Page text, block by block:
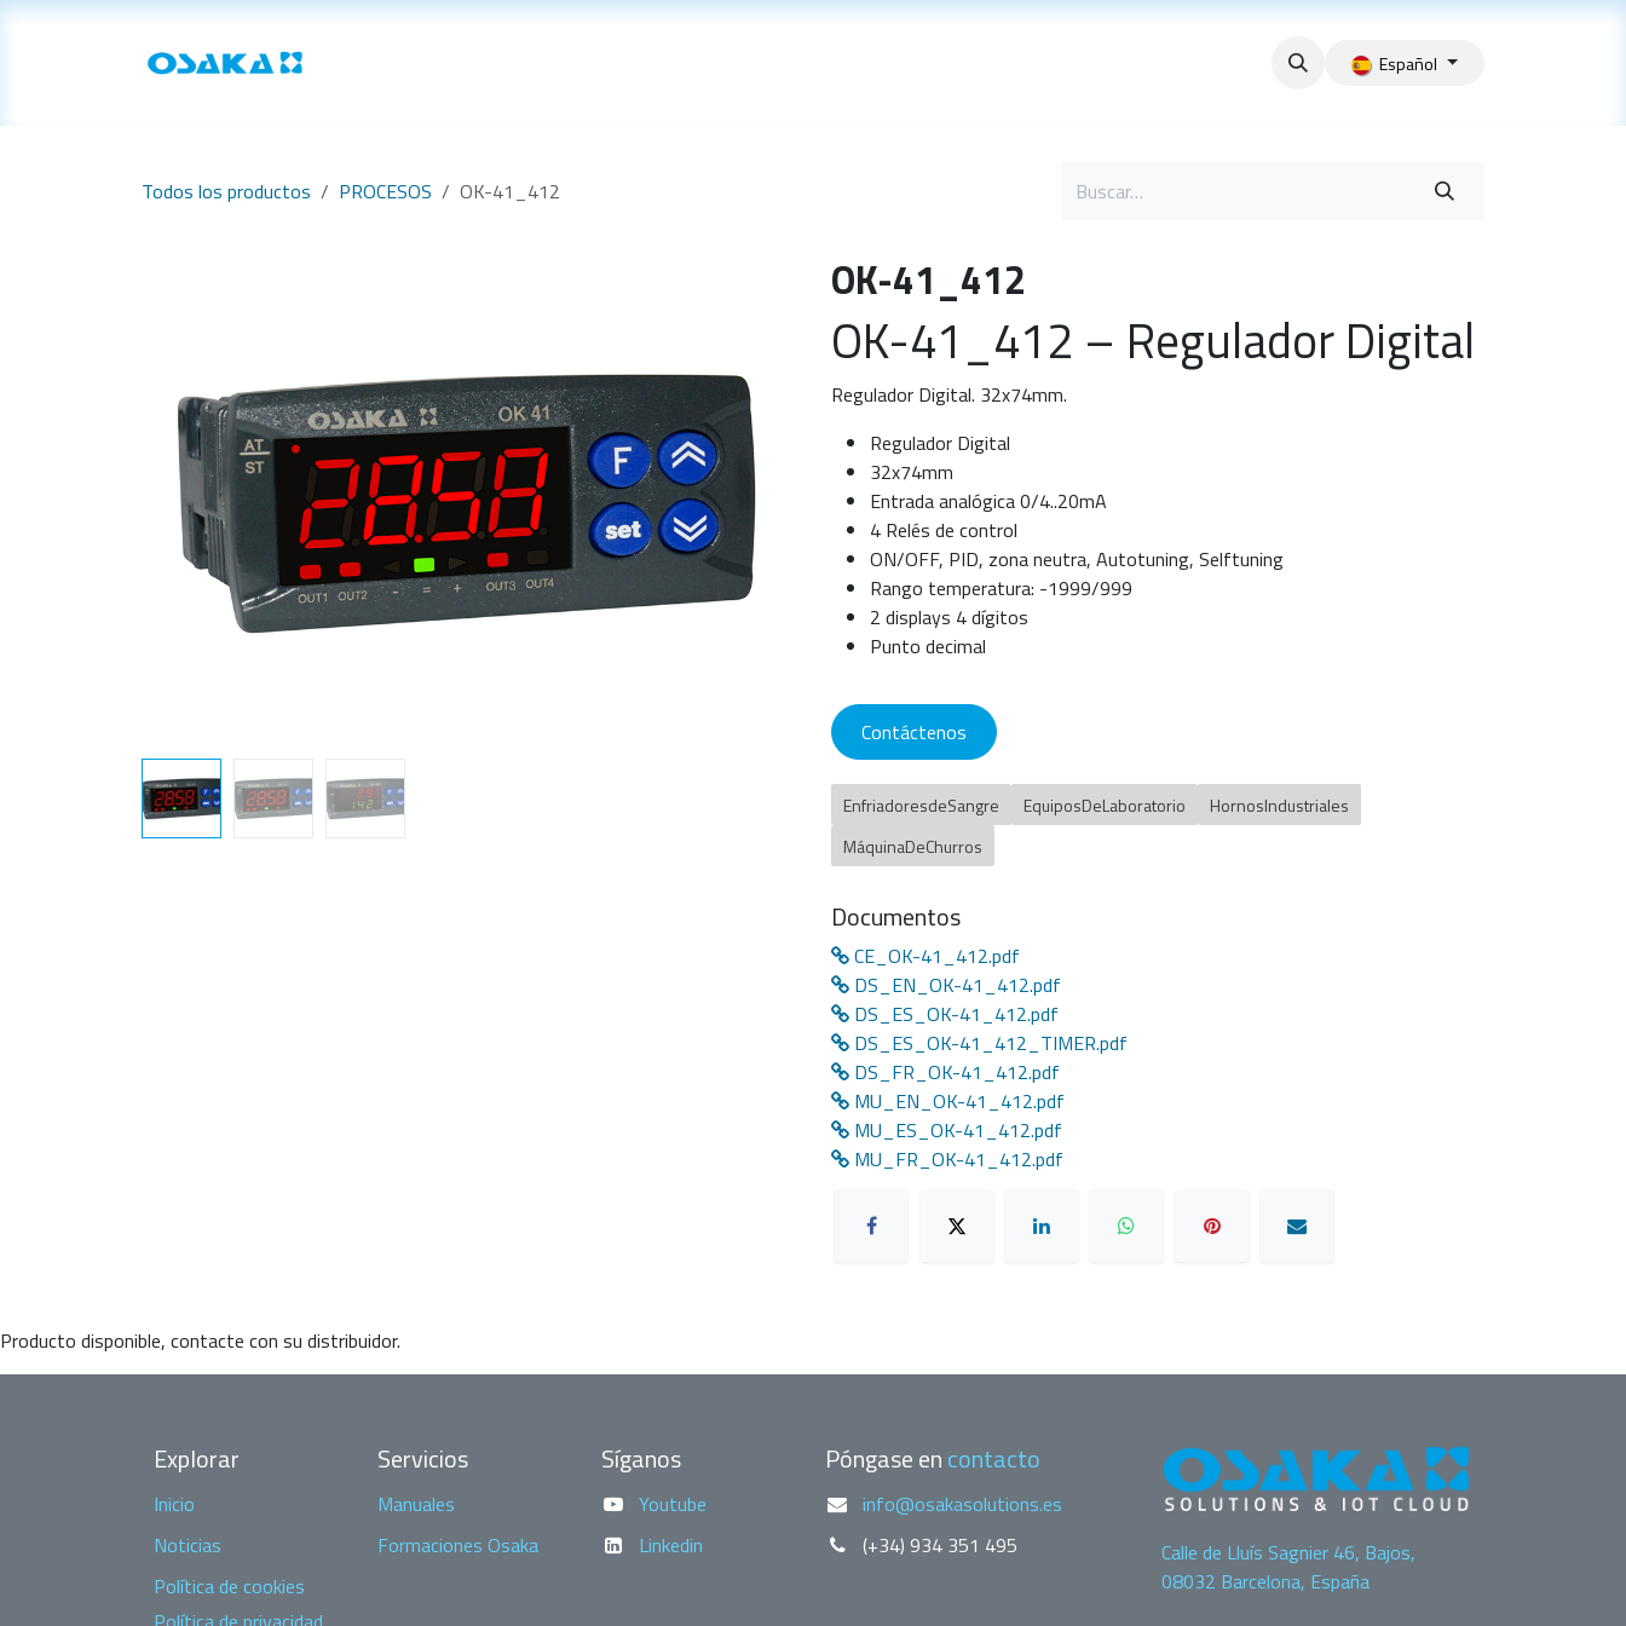
Ir al contenido
Español
Todos los productos PROCESOS OK-41_412
OK-41_412
OK-41_412 – Regulador Digital
Regulador Digital. 32x74mm.
Regulador Digital
32x74mm
Entrada analógica 0/4..20mA
4 Relés de control
ON/OFF, PID, zona neutra, Autotuning, Selftuning
Rango temperatura: -1999/999
2 displays 4 dígitos
Punto decimal
Contáctenos
EnfriadoresdeSangre EquiposDeLaboratorio
HornosIndustriales
MáquinaDeChurros
Documentos
CE_OK-41_412.pdf
DS_EN_OK-41_412.pdf
DS_ES_OK-41_412.pdf
DS_ES_OK-41_412_TIMER.pdf
DS_FR_OK-41_412.pdf
MU_EN_OK-41_412.pdf
MU_ES_OK-41_412.pdf
MU_FR_OK-41_412.pdf
Producto disponible, contacte con su distribuidor.
Explorar
Inicio
Noticias
Política de cookies
Servicios
Manuales
Formaciones Osaka
Síganos
Youtube
Linkedin
Póngase encontacto
info@osakasolutions.es
(+34) 934 351 495
Calle de Lluís Sagnier 46, Bajos,
08032 Barcelona, España